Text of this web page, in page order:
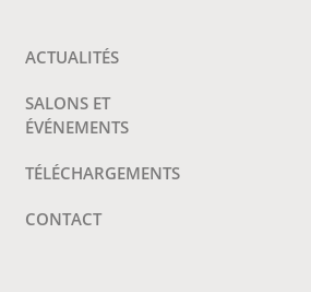
ACTUALITÉS
SALONS ET
ÉVÉNEMENTS
TÉLÉCHARGEMENTS
CONTACT